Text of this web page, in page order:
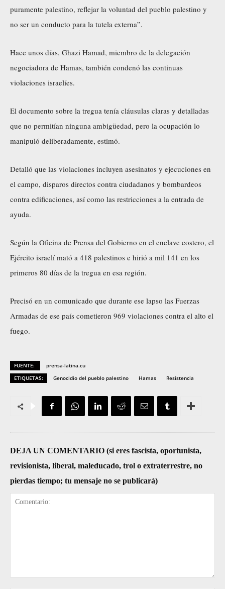
puramente palestino, reflejar la voluntad del pueblo palestino y
no ser un conducto para la tutela externa”.
Hace unos días, Ghazi Hamad, miembro de la delegación
negociadora de Hamas, también condenó las continuas
violaciones israelíes.
El documento sobre la tregua tenía cláusulas claras y detalladas
que no permitían ninguna ambigüedad, pero la ocupación lo
manipuló deliberadamente, estimó.
Detalló que las violaciones incluyen asesinatos y ejecuciones en
el campo, disparos directos contra ciudadanos y bombardeos
contra edificaciones, así como las restricciones a la entrada de
ayuda.
Según la Oficina de Prensa del Gobierno en el enclave costero, el
Ejército israelí mató a 418 palestinos e hirió a mil 141 en los
primeros 80 días de la tregua en esa región.
Precisó en un comunicado que durante ese lapso las Fuerzas
Armadas de ese país cometieron 969 violaciones contra el alto el
fuego.
FUENTE:
prensa-latina.cu
ETIQUETAS:
Genocidio del pueblo palestino Hamas Resistencia
DEJA UN COMENTARIO (si eres fascista, oportunista,
revisionista, liberal, maleducado, trol o extraterrestre, no
pierdas tiempo; tu mensaje no se publicará)